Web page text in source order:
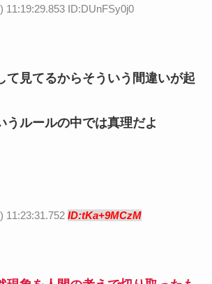
11:19:29.853 ID:DUnFSy0j0
て見てるからそういう間違いが起
うルールの中では真理だよ
11:23:31.752 ID:tKa+9MCzM